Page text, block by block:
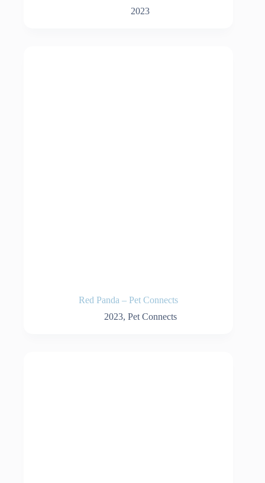
2023
Red Panda – Pet Connects
2023, Pet Connects